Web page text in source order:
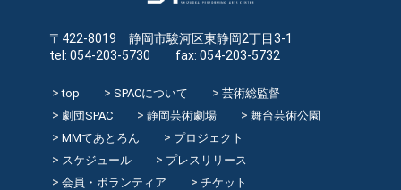
〒422-8019 静岡市駿河区東静岡2丁目3-1
tel: 054-203-5730 fax: 054-203-5732
top SPACについて
芸術総監督
劇団SPAC
静岡芸術劇場
舞台芸術公園
MMてあとろん
プロジェクト
スケジュール
プレスリリース
会員・ボランティア
チケット